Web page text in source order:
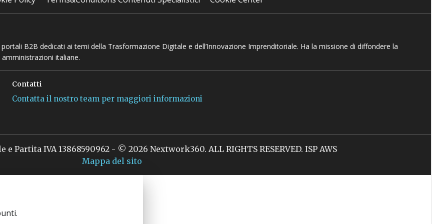
B2B dedicati ai temi della Trasformazione Digitale e dell’Innovazione Imprenditoriale. Ha la missione di diffondere la
italiane.
Contatti
Contatta il nostro team per maggiori informazioni
Partita IVA 13868590962 - © 2026 Nextwork360. ALL RIGHTS RESERVED. ISP AWS
Mappa del sito